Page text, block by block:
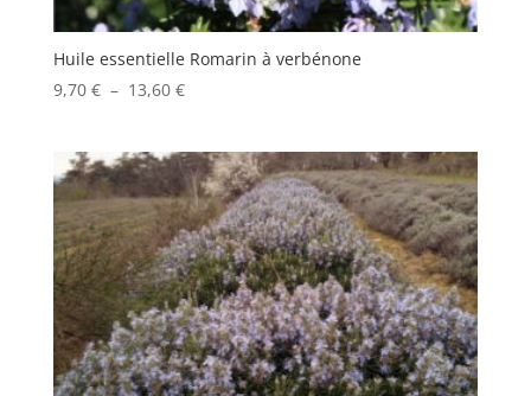
Huile essentielle Romarin à verbénone
9,70 € – 13,60 €Plage
9,70 €
à
13,60 €